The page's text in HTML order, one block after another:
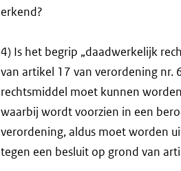
erkend?
4) Is het begrip „daadwerkelijk
van artikel 17 van verordening
rechtsmiddel moet kunnen
waarbij wordt voorzien in een
verordening, aldus moet worden
tegen een besluit op grond van